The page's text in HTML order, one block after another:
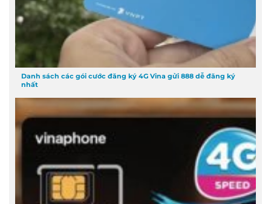
Danh sách các gói cước đăng ký 4G Vina gửi 888 dễ đăng ký
nhất